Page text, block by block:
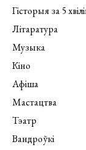
Гісторыя за 5
Літаратура
Музыка
Кіно
Афіша
Мастацтва
Тэатр
Вандроўкі